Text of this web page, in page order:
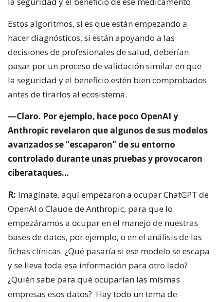
Estos algoritmos, si es que están empezando a
hacer diagnósticos, si están apoyando a las
decisiones de profesionales de salud, deberían
pasar por un proceso de validación similar en que
la seguridad y el beneficio estén bien comprobados
antes de tirarlos al ecosistema.
—Claro. Por ejemplo, hace poco OpenAI y
Anthropic revelaron que algunos de sus modelos
avanzados se “escaparon” de su entorno
controlado durante unas pruebas y provocaron
ciberataques…
R: Imagínate, aquí empezaron a ocupar ChatGPT de
OpenAI o Claude de Anthropic, para que lo
empezáramos a ocupar en el manejo de nuestras
bases de datos, por ejemplo, o en el análisis de las
fichas clínicas. ¿Qué pasaría si ese modelo se escapa
y se lleva toda esa información para otro lado?
¿Quién sabe para qué ocuparían las mismas
empresas esos datos? Hay todo un tema de